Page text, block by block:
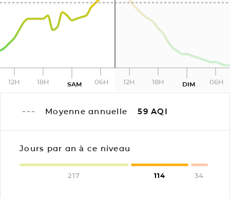
12H 18H SAM 06H 12H 18H DIM 06H
Moyenne annuelle 59 AQI
Jours par an à ce niveau
217 114 34